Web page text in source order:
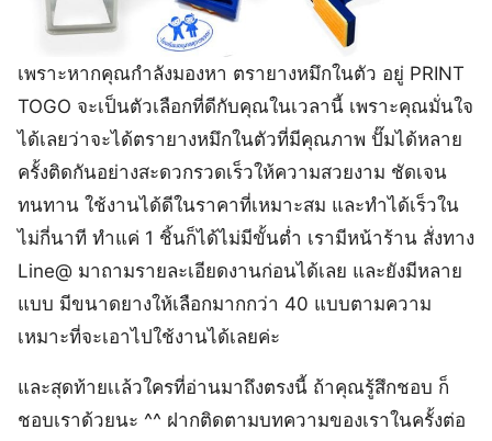
เพราะหากคุณกำลังมองหา ตรายางหมึกในตัว อยู่​ PRINT
TOGO จะเป็นตัวเลือกที่ดีกับคุณ​ในเวลานี้ เพราะคุณมั่นใจ
ได้เลยว่าจะได้ตรายางหมึกในตัวที่มีคุณภาพ​ ปั๊มได้หลาย
ครั้งติดกันอย่างสะดวกรวดเร็วให้ความสวยงาม ชัดเจน​
ทนทาน​ ใช้งานได้ดีในราคาที่เหมาะสม​ และทำได้เร็วใน
ไม่กี่นาที​ ทำแค่ 1 ชิ้นก็ได้​ไม่มีขั้นต่ำ​ เรามีหน้าร้าน​ สั่งทาง
Line@ มาถามรายละเอียดงานก่อนได้เลย และยังมีหลาย
แบบ​ มีขนาดยางให้เลือกมากกว่า 40 แบบตามความ
เหมาะที่จะเอาไปใช้งาน​ได้เลยค่ะ
และสุดท้ายเเล้ว​ใครที่อ่านมาถึงตรงนี้​ ถ้าคุณรู้สึก​ชอบ​ ก็
ชอบเราด้วยนะ ^^ ฝาก​ติดตามบทความของ​เราในครั้งต่อ